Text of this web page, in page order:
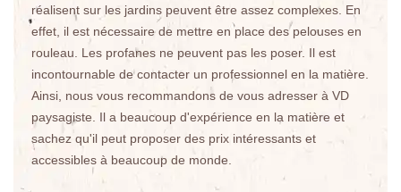
réalisent sur les jardins peuvent être assez complexes. En
effet, il est nécessaire de mettre en place des pelouses en
rouleau. Les profanes ne peuvent pas les poser. Il est
incontournable de contacter un professionnel en la matière.
Ainsi, nous vous recommandons de vous adresser à VD
paysagiste. Il a beaucoup d'expérience en la matière et
sachez qu'il peut proposer des prix intéressants et
accessibles à beaucoup de monde.